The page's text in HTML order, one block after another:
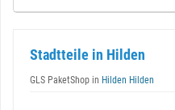
Stadtteile in Hilden
GLS PaketShop in Hilden Hilden